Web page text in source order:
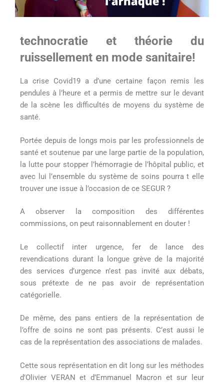
technocratie et théorie du
ruissellement en mode sanitaire!
La crise Covid19 a d’une certaine façon remis les
pendules à l’heure et a permis de mettre sur le devant
de la scène les difficultés de moyens du système de
santé.
Portée depuis de longs mois par les professionnels de
santé et soutenue par une large partie de la population,
la lutte pour stopper l’hémorragie de l’hôpital public, et
avec lui l’ensemble du système de soins pourra t elle
trouver une issue à l’occasion de ce SEGUR ?
A observer la composition des différentes
commissions, on peut raisonnablement en douter !
Le collectif inter urgence, fer de lance des
revendications durant la longue grève de la majorité
des services d’urgence n’est pas invité aux débats,
sous prétexte de ne pas avoir de représentation
catégorielle.
De même, des pans entiers de la représentation de
l’offre de soins ne sont pas présents. C’est aussi le
cas de la représentation des associations de malades.
Cette sous représentation en dit long sur les méthodes
d’Olivier VERAN et d’Emmanuel Macron et sur leur